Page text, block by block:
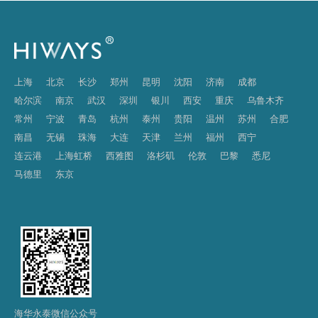
上海 北京 长沙 郑州 昆明 沈阳 济南
成都
哈尔滨
南京 武汉 深圳 银川 西安 重庆
乌鲁木齐
常州
宁波 青岛 杭州 泰州 贵阳 温州 苏州
合肥
南昌
无锡 珠海 大连 天津 兰州 福州
西宁
连云港
上海虹桥 西雅图 洛杉矶 伦敦 巴黎
悉尼
马德里
东京
海华永泰微信公众号